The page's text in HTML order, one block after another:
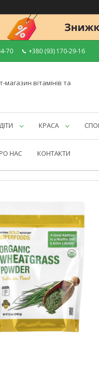
70 +380 (93) 170-29-16
вітамінів та
ДІТИ КРАСА
НАС КОНТАКТИ